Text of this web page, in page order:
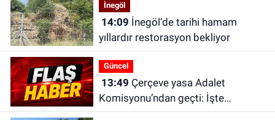
İnegöl
14:09
yıllardır restorasyon bekliyor
Güncel
13:49
Komisyonu’ndan geçti: İşte
düzenlemenin detayları